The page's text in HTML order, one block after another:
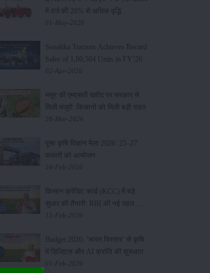
में दर्ज की 20% से अधिक वृद्धि
01-May-2026
Sonalika Tractors Achieves Record
Sales of 1,80,504 Units in FY’26
02-Apr-2026
मसूर की एमएसपी खरीद पर सरकार से
मिली मंजूरी: किसानों को मिली बड़ी राहत
28-Mar-2026
पूसा कृषि विज्ञान मेला 2026: 25–27
फरवरी को आयोजन
24-Feb-2026
किसान क्रेडिट कार्ड (KCC) में बड़े
सुधार की तैयारी: RBI की नई पहल से
किसानों को मिलेगा फायदा
13-Feb-2026
Budget 2026: ‘भारत विस्तार’ से कृषि
में डिजिटल और AI क्रांति की शुरुआत
01-Feb-2026